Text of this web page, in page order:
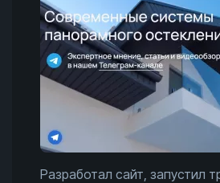
Разработал сайт, запустил